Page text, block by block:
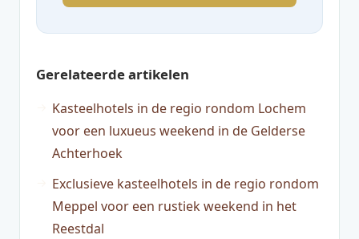
Gerelateerde artikelen
Kasteelhotels in de regio rondom Lochem
voor een luxueus weekend in de Gelderse
Achterhoek
Exclusieve kasteelhotels in de regio rondom
Meppel voor een rustiek weekend in het
Reestdal